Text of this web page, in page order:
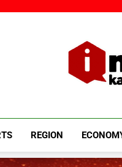
REGION